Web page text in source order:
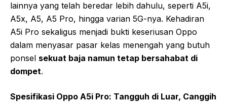
lainnya yang telah beredar lebih dahulu, seperti A5i,
A5x, A5, A5 Pro, hingga varian 5G-nya. Kehadiran
A5i Pro sekaligus menjadi bukti keseriusan Oppo
dalam menyasar pasar kelas menengah yang butuh
ponsel sekuat baja namun tetap bersahabat di
dompet.
Spesifikasi Oppo A5i Pro: Tangguh di Luar, Canggih